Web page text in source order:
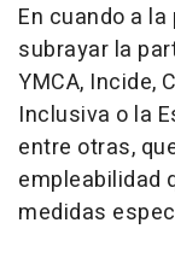
En cuando a
subrayar la
YMCA, Incide,
Inclusiva o la
entre otras,
empleabilidad
medidas